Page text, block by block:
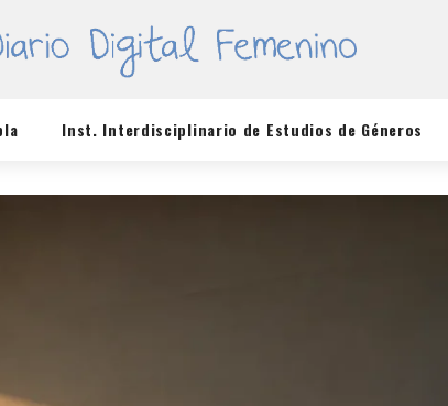
Inst. Interdisciplinario de Estudios de Géneros